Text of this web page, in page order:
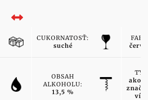
CUKORNATOSŤ:
suché
OBSAH
ALKOHOLU:
13,5 %